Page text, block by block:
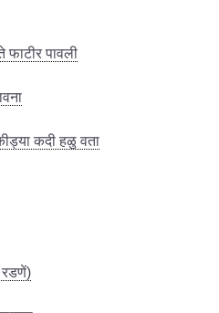
फाटीर पावली
कदी हळु वता
रडणें)